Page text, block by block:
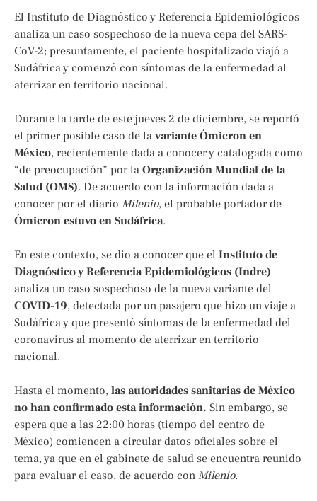
El Instituto de Diagnóstico y Referencia Epidemiológicos
analiza un caso sospechoso de la nueva cepa del SARS-
CoV-2; presuntamente, el paciente hospitalizado viajó a
Sudáfrica y comenzó con síntomas de la enfermedad al
aterrizar en territorio nacional.
Durante la tarde de este jueves 2 de diciembre, se reportó
el primer posible caso de la variante Ómicron en
México, recientemente dada a conocer y catalogada como
“de preocupación” por la Organización Mundial de la
Salud (OMS). De acuerdo con la información dada a
conocer por el diario Milenio, el probable portador de
Ómicron estuvo en Sudáfrica.
En este contexto, se dio a conocer que el Instituto de
Diagnóstico y Referencia Epidemiológicos (Indre)
analiza un caso sospechoso de la nueva variante del
COVID-19, detectada por un pasajero que hizo un viaje a
Sudáfrica y que presentó síntomas de la enfermedad del
coronavirus al momento de aterrizar en territorio
nacional.
Hasta el momento, las autoridades sanitarias de México
no han confirmado esta información. Sin embargo, se
espera que a las 22:00 horas (tiempo del centro de
México) comiencen a circular datos oficiales sobre el
tema, ya que en el gabinete de salud se encuentra reunido
para evaluar el caso, de acuerdo con Milenio.